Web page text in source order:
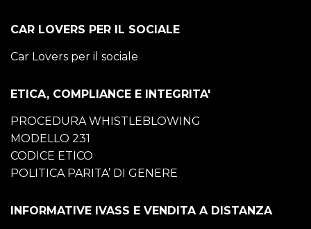
CAR LOVERS PER IL SOCIALE
Car Lovers per il sociale
ETICA, COMPLIANCE E INTEGRITA'
PROCEDURA WHISTLEBLOWING
MODELLO 231
CODICE ETICO
POLITICA PARITA’ DI GENERE
INFORMATIVE IVASS E VENDITA A DISTANZA